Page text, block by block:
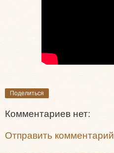
Поделиться
Комментариев нет:
Отправить комментарий